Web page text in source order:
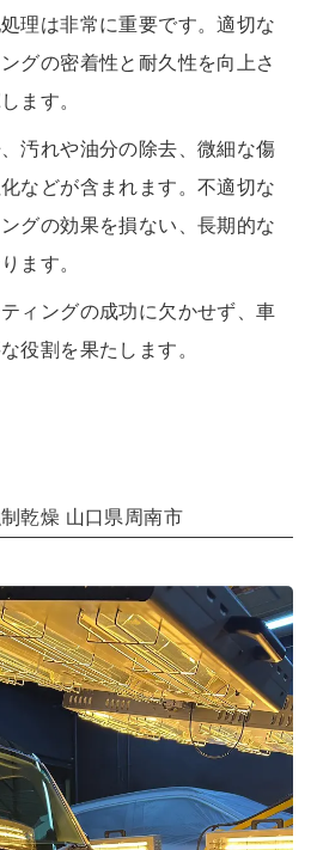
理は非常に重要です。適切な
グの密着性と耐久性を向上さ
ます。
汚れや油分の除去、微細な傷
などが含まれます。不適切な
グの効果を損ない、長期的な
ます。
ィングの成功に欠かせず、車
役割を果たします。
乾燥 山口県周南市